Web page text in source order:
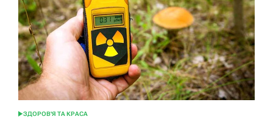
ОПУБЛІКУВАТИ
ЗДОРОВ'Я ТА КРАСА